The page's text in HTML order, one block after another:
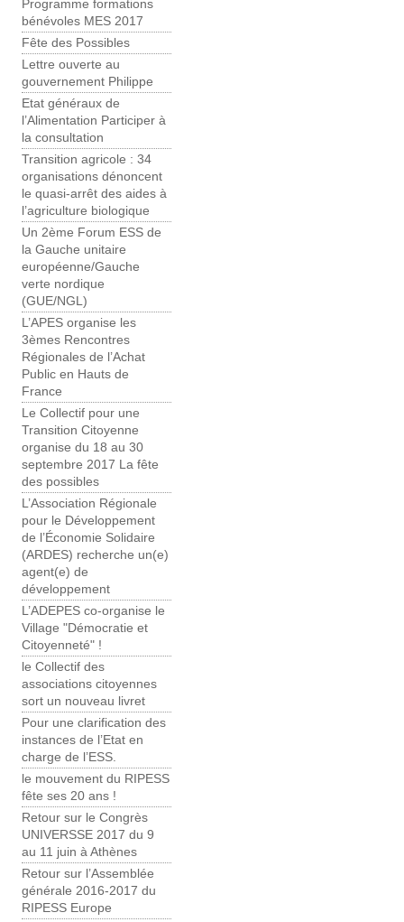
Programme formations
bénévoles MES 2017
Fête des Possibles
Lettre ouverte au
gouvernement Philippe
Etat généraux de
l’Alimentation Participer à
la consultation
Transition agricole : 34
organisations dénoncent
le quasi-arrêt des aides à
l’agriculture biologique
Un 2ème Forum ESS de
la Gauche unitaire
européenne/Gauche
verte nordique
(GUE/NGL)
L’APES organise les
3èmes Rencontres
Régionales de l’Achat
Public en Hauts de
France
Le Collectif pour une
Transition Citoyenne
organise du 18 au 30
septembre 2017 La fête
des possibles
L’Association Régionale
pour le Développement
de l’Économie Solidaire
(ARDES) recherche un(e)
agent(e) de
développement
L’ADEPES co-organise le
Village "Démocratie et
Citoyenneté" !
le Collectif des
associations citoyennes
sort un nouveau livret
Pour une clarification des
instances de l’Etat en
charge de l’ESS.
le mouvement du RIPESS
fête ses 20 ans !
Retour sur le Congrès
UNIVERSSE 2017 du 9
au 11 juin à Athènes
Retour sur l’Assemblée
générale 2016-2017 du
RIPESS Europe